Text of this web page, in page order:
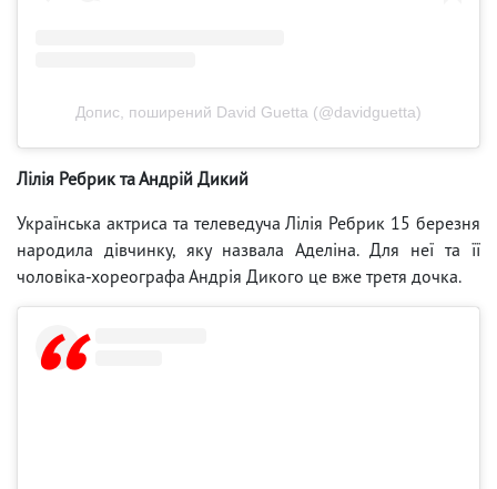
Допис, поширений David Guetta (@davidguetta)
Лілія Ребрик та Андрій Дикий
Українська актриса та телеведуча Лілія Ребрик 15 березня
народила дівчинку, яку назвала Аделіна. Для неї та її
чоловіка-хореографа Андрія Дикого це вже третя дочка.